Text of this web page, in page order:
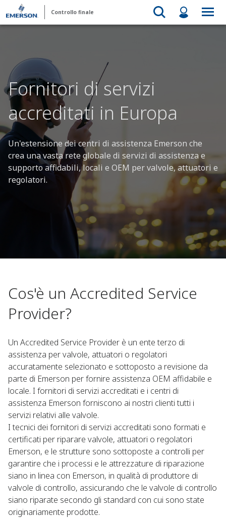
Controllo finale
Fornitori di servizi
accreditati in Europa
Un'estensione dei centri di assistenza Emerson che
crea una vasta rete globale di servizi di assistenza e
supporto affidabili, locali e OEM per valvole, attuatori e
regolatori.
Cos'è un Accredited Service
Provider?
Un Accredited Service Provider è un ente terzo di
assistenza per valvole, attuatori o regolatori
accuratamente selezionato e sottoposto a revisione da
parte di Emerson per fornire assistenza OEM affidabile e
locale. I fornitori di servizi accreditati e i centri di
assistenza Emerson forniscono ai nostri clienti tutti i
servizi relativi alle valvole.
I tecnici dei fornitori di servizi accreditati sono formati e
certificati per riparare valvole, attuatori o regolatori
Emerson, e le strutture sono sottoposte a controlli per
garantire che i processi e le attrezzature di riparazione
siano in linea con Emerson, in qualità di produttore di
valvole di controllo, assicurando che le valvole di controllo
siano riparate secondo gli standard con cui sono state
originariamente prodotte.